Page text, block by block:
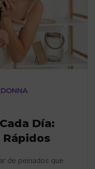
Día:
de peinados que